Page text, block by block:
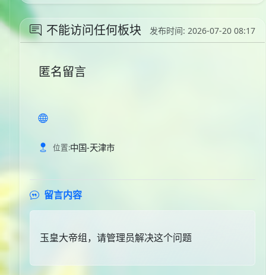
不能访问任何板块 发布时间: 2026-07-20 08:17
匿名留言
位置:中国-天津市
留言内容
玉皇大帝组，请管理员解决这个问题